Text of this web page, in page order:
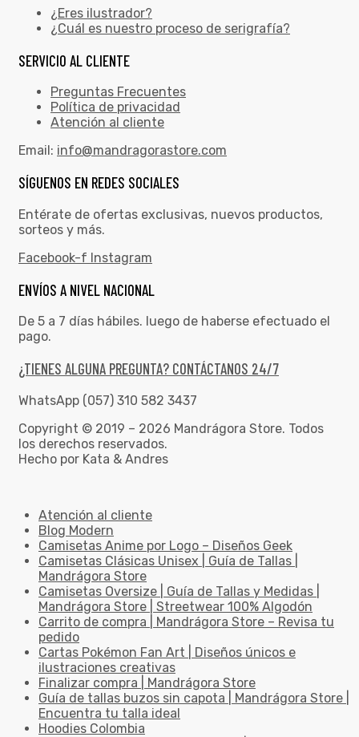
¿Eres ilustrador?
¿Cuál es nuestro proceso de serigrafía?
SERVICIO AL CLIENTE
Preguntas Frecuentes
Política de privacidad
Atención al cliente
Email: info@mandragorastore.com
SÍGUENOS EN REDES SOCIALES
Entérate de ofertas exclusivas, nuevos productos,
sorteos y más.
Facebook-f Instagram
ENVÍOS A NIVEL NACIONAL
De 5 a 7 días hábiles. luego de haberse efectuado el
pago.
¿TIENES ALGUNA PREGUNTA? CONTÁCTANOS 24/7
WhatsApp (057) 310 582 3437
Copyright © 2019 – 2026 Mandrágora Store. Todos
los derechos reservados.
Hecho por Kata & Andres
Atención al cliente
Blog Modern
Camisetas Anime por Logo – Diseños Geek
Camisetas Clásicas Unisex | Guía de Tallas |
Mandrágora Store
Camisetas Oversize | Guía de Tallas y Medidas |
Mandrágora Store | Streetwear 100% Algodón
Carrito de compra | Mandrágora Store – Revisa tu
pedido
Cartas Pokémon Fan Art | Diseños únicos e
ilustraciones creativas
Finalizar compra | Mandrágora Store
Guía de tallas buzos sin capota | Mandrágora Store |
Encuentra tu talla ideal
Hoodies Colombia